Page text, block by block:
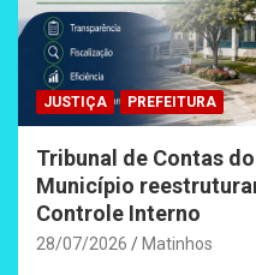
JUSTIÇA PREFEITURA
Tribunal de Contas
Município
Controle Interno
28/07/2026 Matinhos